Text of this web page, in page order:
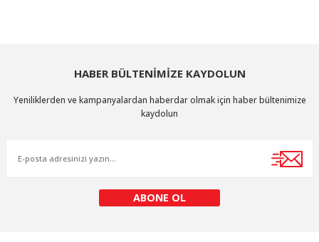
Ürün açıklamasında eksik bilgiler bulunuyor.
HABER BÜLTENİMİZE KAYDOLUN
Yeniliklerden ve kampanyalardan haberdar olmak için haber bültenimize
kaydolun
ABONE OL